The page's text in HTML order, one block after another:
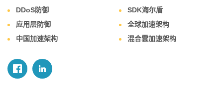
DDoS防御
SDK海尔盾
应用层防御
全球加速架构
中国加速架构
混合雲加速架构